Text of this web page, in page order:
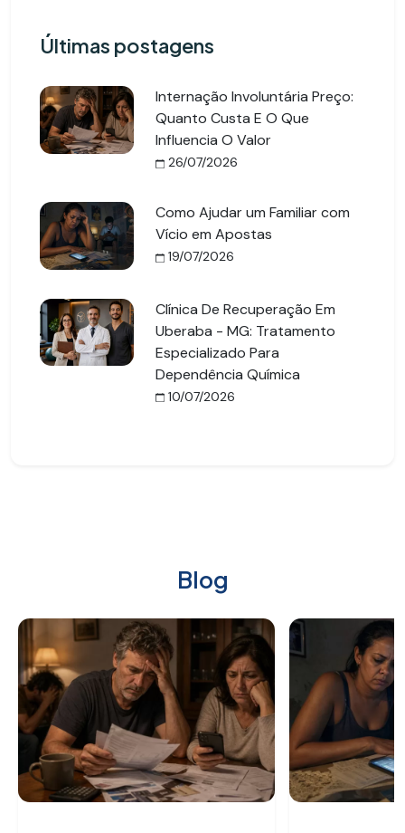
Últimas postagens
Internação Involuntária Preço:
Quanto Custa E O Que
Influencia O Valor
26/07/2026
Como Ajudar um Familiar com
Vício em Apostas
19/07/2026
Clínica De Recuperação Em
Uberaba - MG: Tratamento
Especializado Para
Dependência Química
10/07/2026
Blog